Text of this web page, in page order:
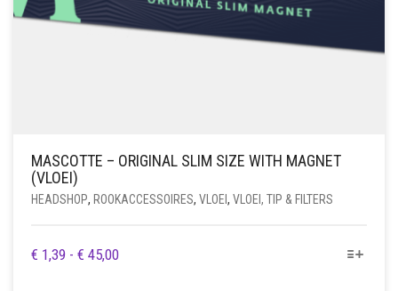
MASCOTTE – ORIGINAL SLIM SIZE WITH MAGNET
(VLOEI)
HEADSHOP, ROOKACCESSOIRES, VLOEI , VLOEI, TIP & FILTERS
€ 1,39 - € 45,00PRIJSKLASSE:
DIT